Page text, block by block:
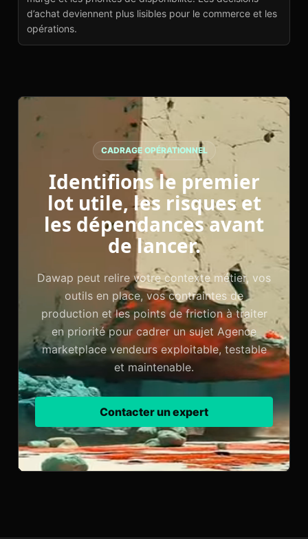
d’achat deviennent plus lisibles pour le commerce et les
opérations.
CADRAGE OPÉRATIONNEL
Identifions le premier
lot utile, les risques et
les dépendances avant
de lancer.
Dawap peut relire votre contexte métier, vos
outils en place, vos contraintes de
production et les points de friction à traiter
en priorité pour cadrer un sujet Agence
marketplace vendeurs exploitable, testable
et maintenable.
Contacter un expert